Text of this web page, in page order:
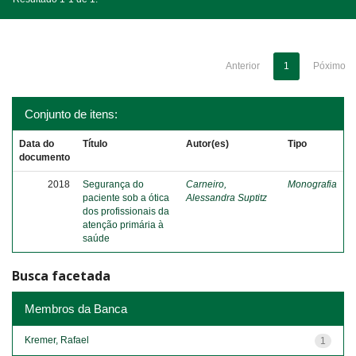
Anterior 1 Póximo
Conjunto de itens:
Data do
documento
Título Autor(es) Tipo
2018
Segurança do
paciente sob a ótica
dos profissionais da
atenção primária à
saúde
Carneiro,
Alessandra Suptitz
Monografia
Busca facetada
Membros da Banca
1
Kremer, Rafael